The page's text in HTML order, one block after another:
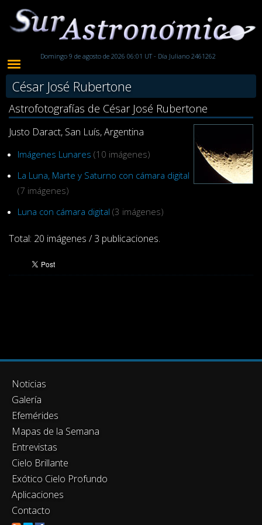
Domingo 9 de agosto de 2026 06:01 UT - Día Juliano 2461262
César José Rubertone
Astrofotografías de César José Rubertone
Justo Daract, San Luís, Argentina
Imágenes Lunares (10 imágenes)
La Luna, Marte y Saturno con cámara digital
(7 imágenes)
Luna con cámara digital (3 imágenes)
Total: 20 imágenes / 3 publicaciones.
Noticias
Galería
Efemérides
Mapas de la Semana
Entrevistas
Cielo Brillante
Exótico Cielo Profundo
Aplicaciones
Contacto